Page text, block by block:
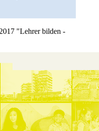
"Lehrer bilden -